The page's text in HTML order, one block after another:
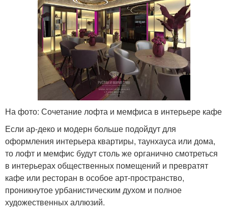
На фото: Сочетание лофта и мемфиса в интерьере кафе
Если ар-деко и модерн больше подойдут для
оформления интерьера квартиры, таунхауса или дома,
то лофт и мемфис будут столь же органично смотреться
в интерьерах общественных помещений и превратят
кафе или ресторан в особое арт-пространство,
проникнутое урбанистическим духом и полное
художественных аллюзий.